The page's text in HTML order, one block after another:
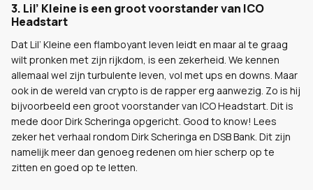
3. Lil’ Kleine is een groot voorstander van ICO
Headstart
Dat Lil’ Kleine een flamboyant leven leidt en maar al te graag
wilt pronken met zijn rijkdom, is een zekerheid. We kennen
allemaal wel zijn turbulente leven, vol met ups en downs. Maar
ook in de wereld van crypto is de rapper erg aanwezig. Zo is hij
bijvoorbeeld een groot voorstander van ICO Headstart. Dit is
mede door Dirk Scheringa opgericht. Good to know! Lees
zeker het verhaal rondom Dirk Scheringa en DSB Bank. Dit zijn
namelijk meer dan genoeg redenen om hier scherp op te
zitten en goed op te letten.